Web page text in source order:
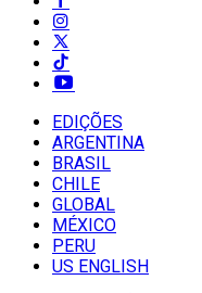
EDIÇÕES
ARGENTINA
BRASIL
CHILE
GLOBAL
MÉXICO
PERU
US ENGLISH